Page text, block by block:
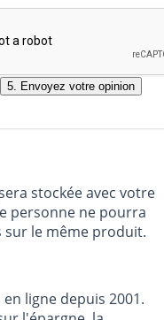
stockée avec votre
personne ne pourra
sur le même produit.
ligne depuis 2001.